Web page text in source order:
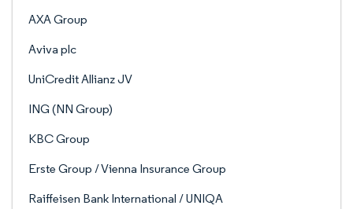
AXA Group
Aviva plc
UniCredit Allianz JV
ING (NN Group)
KBC Group
Erste Group / Vienna Insurance Group
Raiffeisen Bank International / UNIQA